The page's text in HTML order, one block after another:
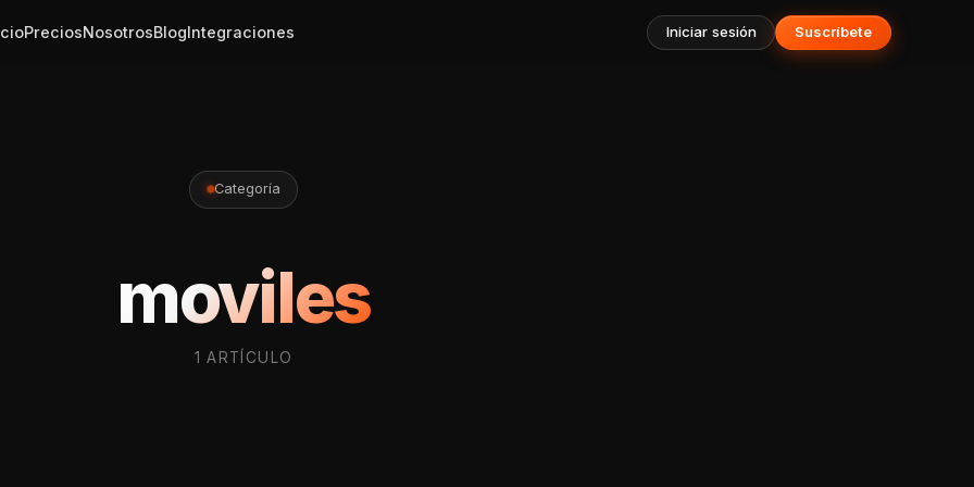
PreciosNosotrosBlogIntegraciones Iniciar sesión Suscríbete
Categoría
moviles
1 ARTÍCULO